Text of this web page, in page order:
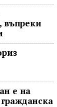
въпреки
е на